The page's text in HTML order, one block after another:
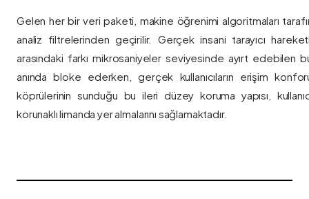
Gelen her bir veri paketi, makine öğrenimi algoritmaları
analiz filtrelerinden geçirilir. Gerçek insani tarayıcı
arasındaki farkı mikrosaniyeler seviyesinde ayırt edebilen
anında bloke ederken, gerçek kullanıcıların erişim
köprülerinin sunduğu bu ileri düzey koruma yapısı,
korunaklı limanda yer almalarını sağlamaktadır.